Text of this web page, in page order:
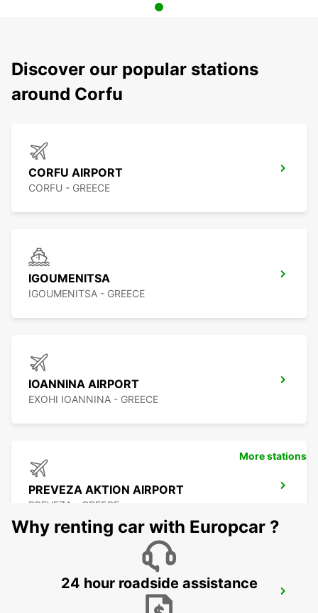
Discover our popular stations
around Corfu
CORFU AIRPORT
CORFU - GREECE
IGOUMENITSA
IGOUMENITSA - GREECE
IOANNINA AIRPORT
EXOHI IOANNINA - GREECE
PREVEZA AKTION AIRPORT
PREVEZA - GREECE
More stations
Why renting car with Europcar ?
24 hour roadside assistance